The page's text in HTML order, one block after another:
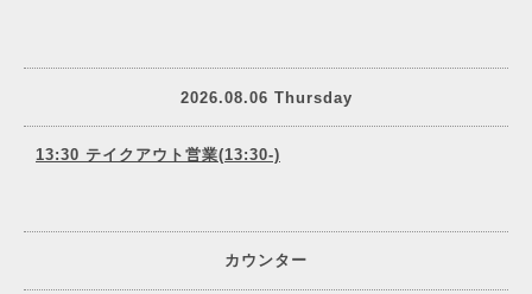
2026.08.06 Thursday
13:30 テイクアウト営業(13:30-)
カウンター